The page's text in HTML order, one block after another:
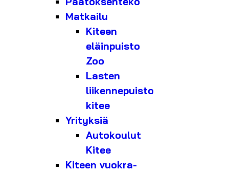
Matkailu
Kiteen
eläinpuisto
Zoo
Lasten
liikennepuisto
kitee
Yrityksiä
Autokoulut
Kitee
Kiteen vuokra-